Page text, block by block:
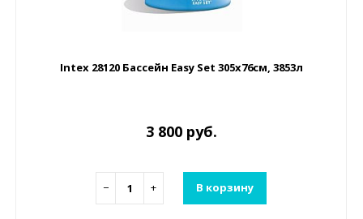
Intex 28120 Бассейн Easy Set 305х76см, 3853л
3 800 руб.
− + В корзину